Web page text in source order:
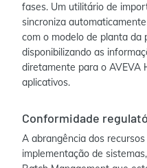
fases. Um utilitário de
sincroniza
com o modelo de planta da
disponibilizando as
diretamente para o AVEVA
aplicativos.
Conformidade
A abrangência dos
implementação de